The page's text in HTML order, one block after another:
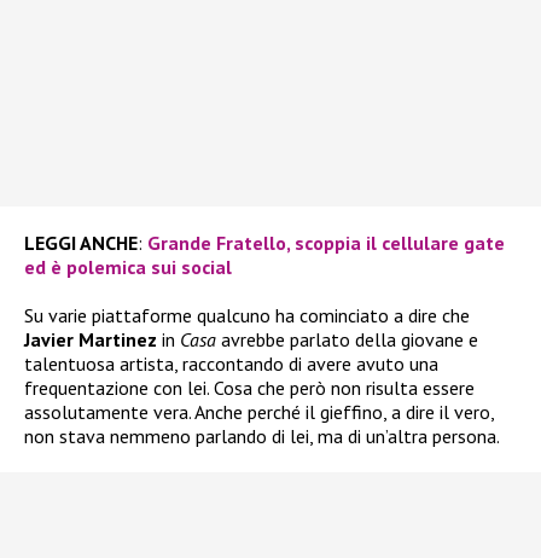
LEGGI ANCHE: Grande Fratello, scoppia il cellulare gate
ed è polemica sui social
Su varie piattaforme qualcuno ha cominciato a dire che
Javier Martinez in Casa avrebbe parlato della giovane e
talentuosa artista, raccontando di avere avuto una
frequentazione con lei. Cosa che però non risulta essere
assolutamente vera. Anche perché il gieffino, a dire il vero,
non stava nemmeno parlando di lei, ma di un’altra persona.